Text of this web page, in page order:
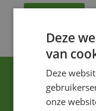
Deze
van
Deze
onze